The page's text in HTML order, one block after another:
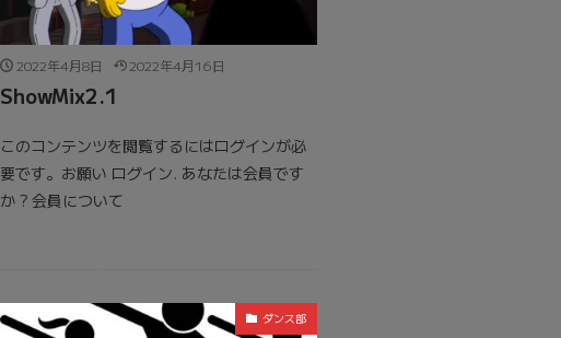
2022年4月8日 2022年4月16日
ShowMix2.1
このコンテンツを閲覧するにはログインが必
要です。お願い ログイン. あなたは会員です
か ? 会員について
ダンス部